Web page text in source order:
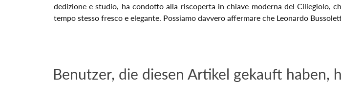
dedizione e studio, ha condotto alla riscoperta in chiave moderna del Ciliegiolo,
tempo stesso fresco e elegante. Possiamo davvero affermare che Leonardo
Benutzer, die diesen Artikel gekauft haben,